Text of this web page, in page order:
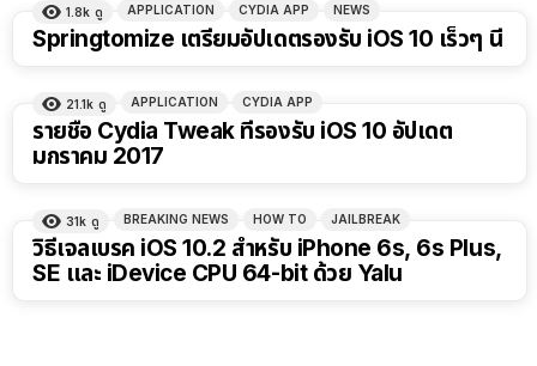
1.8k ดู APPLICATION CYDIA APP NEWS
Springtomize เตรียมอัปเดตรองรับ iOS 10 เร็วๆ นี้
21.1k ดู APPLICATION CYDIA APP
รายชื่อ Cydia Tweak ที่รองรับ iOS 10 อัปเดต
มกราคม 2017
31k ดู BREAKING NEWS HOW TO JAILBREAK
วิธีเจลเบรค iOS 10.2 สำหรับ iPhone 6s, 6s Plus,
SE และ iDevice CPU 64-bit ด้วย Yalu